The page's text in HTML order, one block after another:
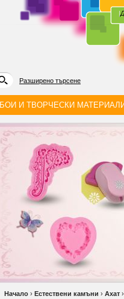
|
Разширено търсене
БОИ И ТВОРЧЕСКИ
Начало › Естествени камъни › Ахат